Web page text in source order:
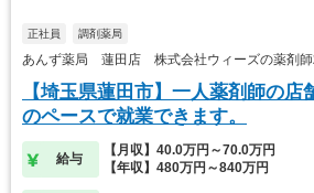
正社員 調剤薬局
あんず薬局 蓮田店 株式会社ウィーズの薬剤師
【埼玉県蓮田市】一人薬剤師の
のペースで就業できます。
給与
【月収】40.0万円～70.0万円
【年収】480万円～840万円